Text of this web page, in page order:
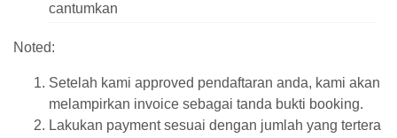
cantumkan
Noted:
Setelah kami approved pendaftaran anda, kami akan
melampirkan invoice sebagai tanda bukti booking.
Lakukan payment sesuai dengan jumlah yang tertera